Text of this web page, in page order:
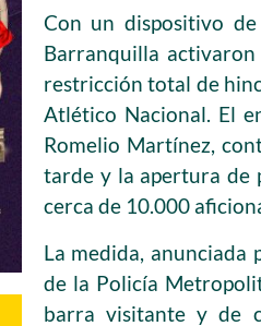
Con un dispositivo
Barranquilla
restricción total de
Atlético Nacional. El
Romelio Martínez,
tarde y la apertura de
cerca de 10.000
La medida,
de la Policía
barra visitante y de